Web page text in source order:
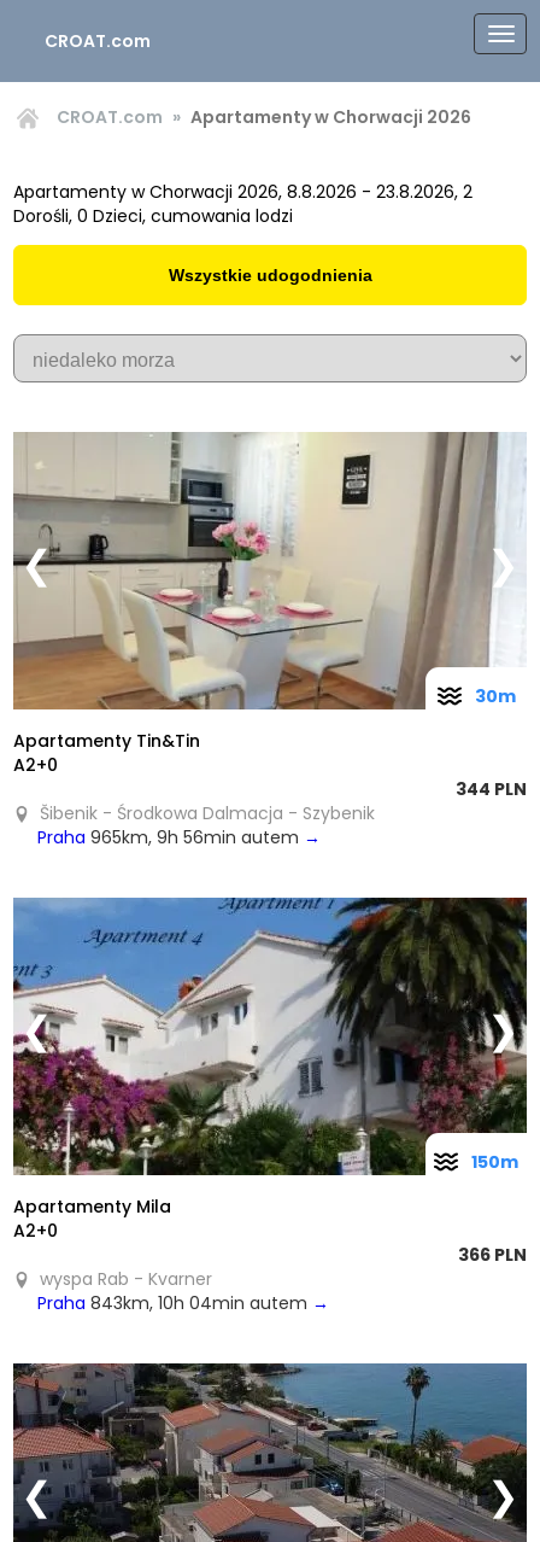
CROAT.com
CROAT.com Apartamenty w Chorwacji 2026
Apartamenty w Chorwacji 2026, 8.8.2026 - 23.8.2026, 2
Dorośli, 0 Dzieci, cumowania lodzi
Wszystkie udogodnienia
❮ ❯
Apartamenty Tin&Tin
A2+0
344 PLN
Šibenik - Środkowa Dalmacja - Szybenik
Praha 965km, 9h 56min autem →
30m
❮ ❯
Apartamenty Mila
A2+0
366 PLN
wyspa Rab - Kvarner
Praha 843km, 10h 04min autem →
150m
❮ ❯